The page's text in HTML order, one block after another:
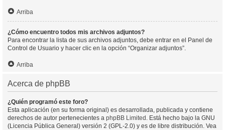
Arriba
¿Cómo encuentro todos mis archivos adjuntos?
Para encontrar la lista de sus archivos adjuntos, debe entrar en el Panel de
Control de Usuario y hacer clic en la opción “Organizar adjuntos”.
Arriba
Acerca de phpBB
¿Quién programó este foro?
Esta aplicación (en su forma original) es desarrollada, publicada y contiene
derechos de autor pertenecientes a phpBB Limited . Está hecho bajo la GNU
(Licencia Pública General) versión 2 (GPL-2.0) y es de libre distribución. Vea